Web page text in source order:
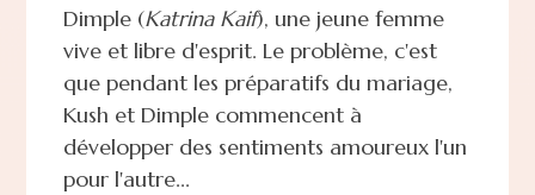
Dimple (Katrina Kaif), une jeune femme
vive et libre d'esprit. Le problème, c'est
que pendant les préparatifs du mariage,
Kush et Dimple commencent à
développer des sentiments amoureux l'un
pour l'autre...